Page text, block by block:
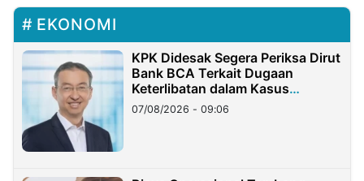
EKONOMI
KPK Didesak Segera Periksa Dirut
Bank BCA Terkait Dugaan
Keterlibatan dalam Kasus
Hilangnya Dana Nasabah Rp2,58
Miliar
07/08/2026 - 09:06